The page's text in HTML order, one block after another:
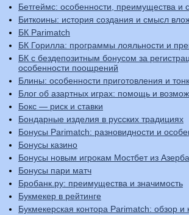
Бетгеймс: особенности, преимущества и
Биткоины: история создания и смысл
БК Parimatch
БК Горилла: программы лояльности и
БК с бездепозитным бонусом за
особенности поощрений
Блины: особенности приготовления и
Блог об азартных играх: помощь и
Бокс — риск и ставки
Бондарные изделия в русских традициях
Бонусы Parimatch: разновидности и
Бонусы казино
Бонусы новым игрокам Мостбет из
Бонусы пари матч
Бробанк.ру: преимущества и значимость
Букмекер в рейтинге
Букмекерская контора Parimatch: обзор и